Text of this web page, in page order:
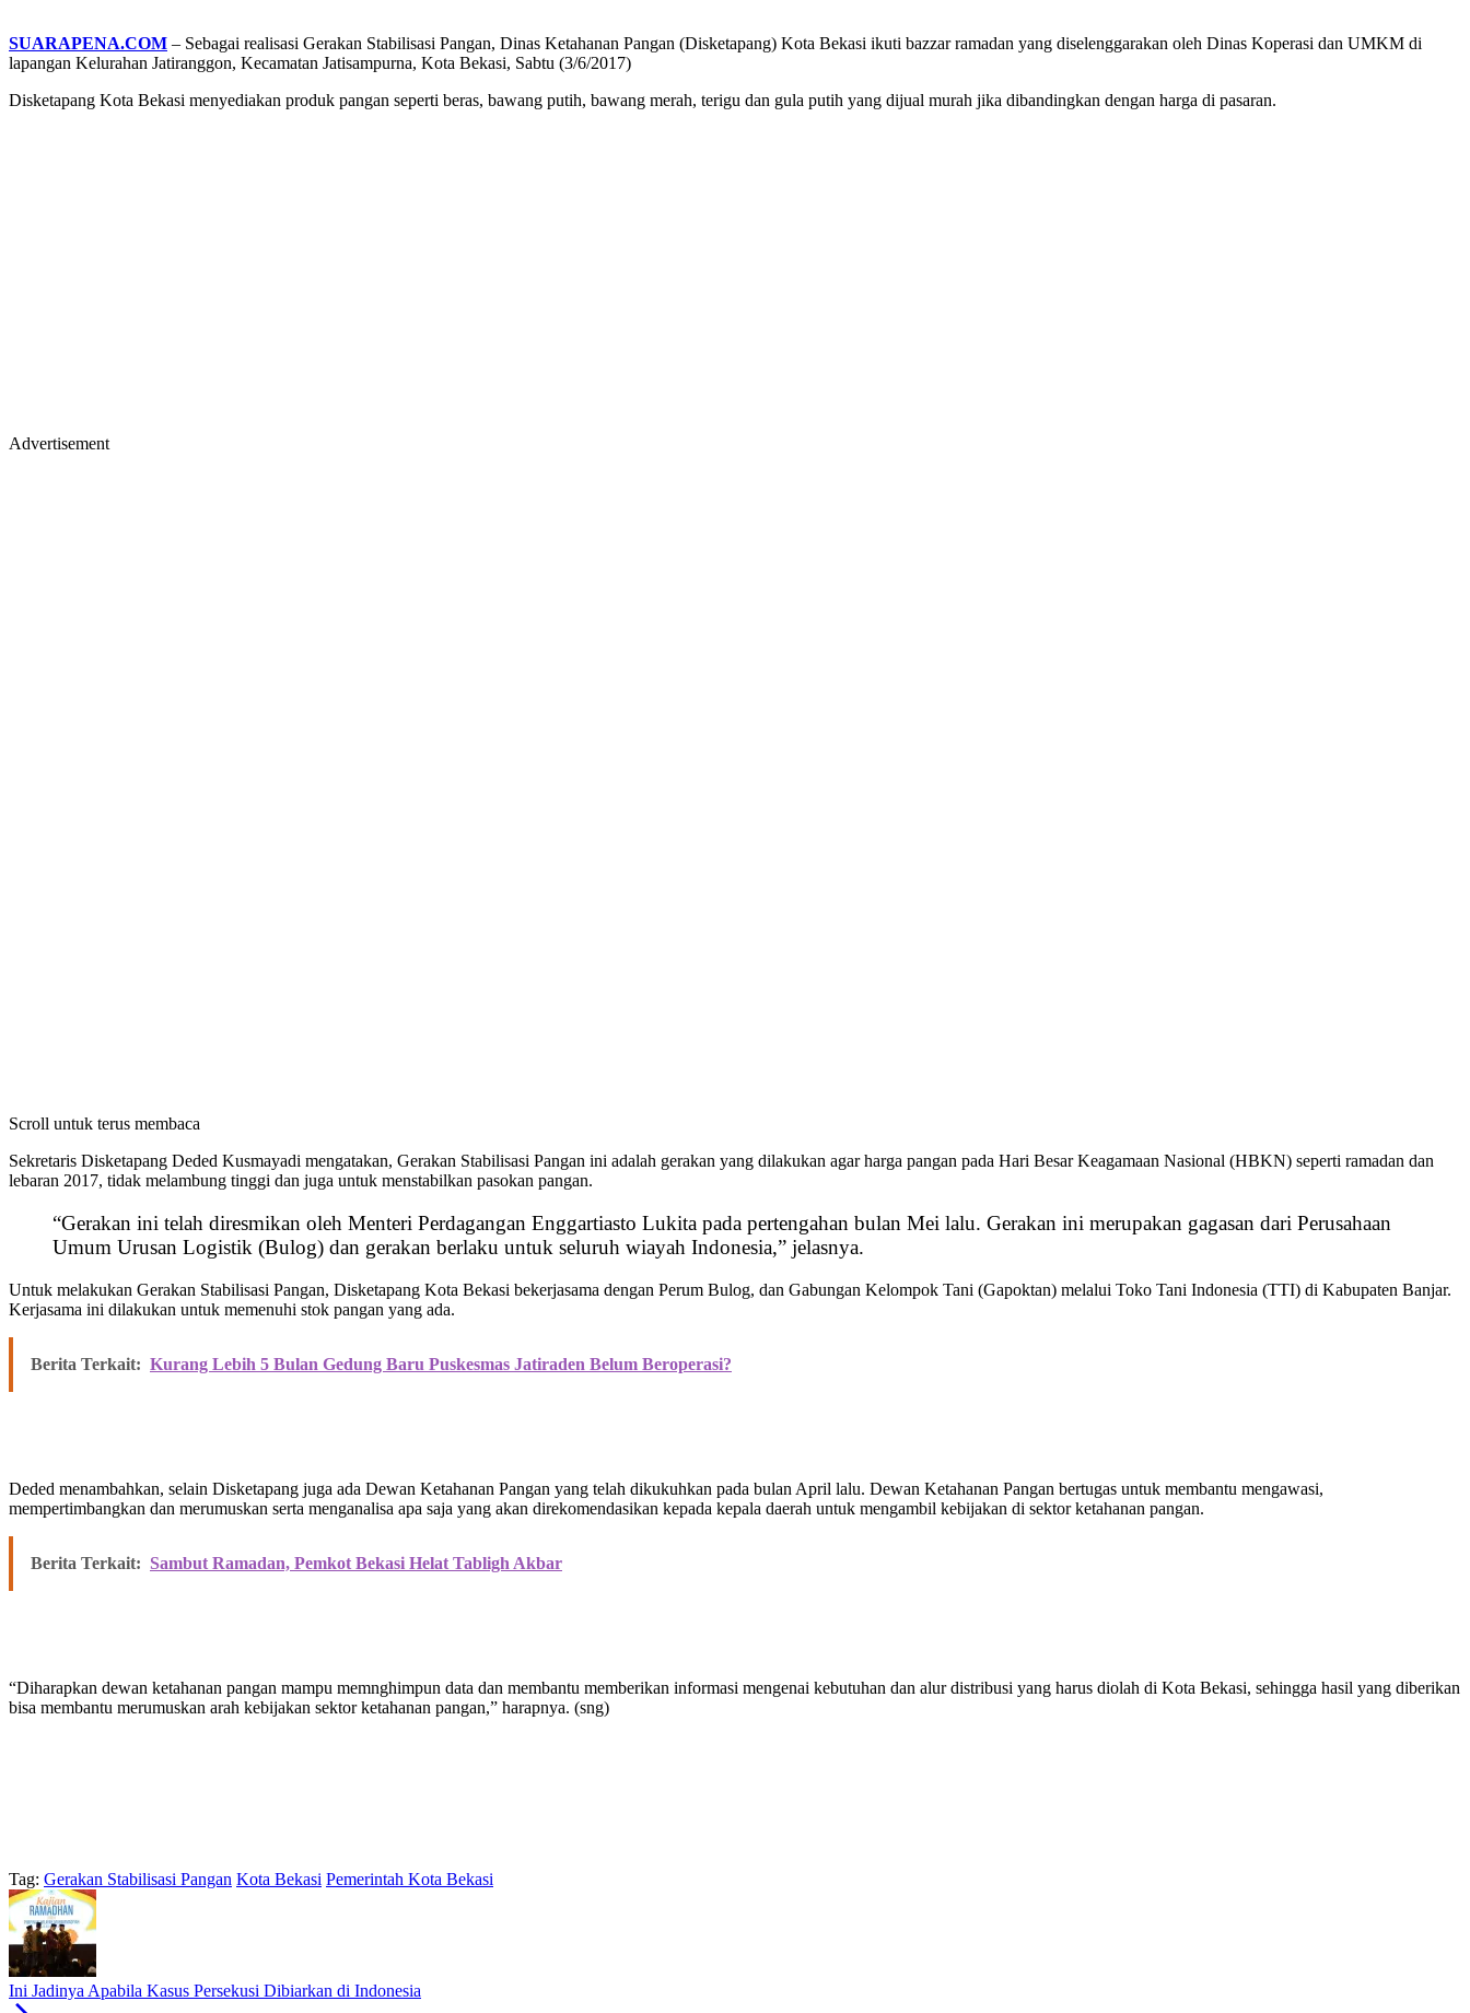
SUARAPENA.COM – Sebagai realisasi Gerakan Stabilisasi Pangan, Dinas Ketahanan Pangan (Disketapang) Kota Bekasi ikuti bazzar ramadan yang diselenggarakan oleh Dinas Koperasi dan UMKM di
lapangan Kelurahan Jatiranggon, Kecamatan Jatisampurna, Kota Bekasi, Sabtu (3/6/2017)
Disketapang Kota Bekasi menyediakan produk pangan seperti beras, bawang putih, bawang merah, terigu dan gula putih yang dijual murah jika dibandingkan dengan harga di pasaran.
Advertisement
Scroll untuk terus membaca
Sekretaris Disketapang Deded Kusmayadi mengatakan, Gerakan Stabilisasi Pangan ini adalah gerakan yang dilakukan agar harga pangan pada Hari Besar Keagamaan Nasional (HBKN) seperti ramadan dan
lebaran 2017, tidak melambung tinggi dan juga untuk menstabilkan pasokan pangan.
“Gerakan ini telah diresmikan oleh Menteri Perdagangan Enggartiasto Lukita pada pertengahan bulan Mei lalu. Gerakan ini merupakan gagasan dari Perusahaan
Umum Urusan Logistik (Bulog) dan gerakan berlaku untuk seluruh wiayah Indonesia,” jelasnya.
Untuk melakukan Gerakan Stabilisasi Pangan, Disketapang Kota Bekasi bekerjasama dengan Perum Bulog, dan Gabungan Kelompok Tani (Gapoktan) melalui Toko Tani Indonesia (TTI) di Kabupaten Banjar.
Kerjasama ini dilakukan untuk memenuhi stok pangan yang ada.
Berita Terkait: Kurang Lebih 5 Bulan Gedung Baru Puskesmas Jatiraden Belum Beroperasi?
Deded menambahkan, selain Disketapang juga ada Dewan Ketahanan Pangan yang telah dikukuhkan pada bulan April lalu. Dewan Ketahanan Pangan bertugas untuk membantu mengawasi,
mempertimbangkan dan merumuskan serta menganalisa apa saja yang akan direkomendasikan kepada kepala daerah untuk mengambil kebijakan di sektor ketahanan pangan.
Berita Terkait: Sambut Ramadan, Pemkot Bekasi Helat Tabligh Akbar
“Diharapkan dewan ketahanan pangan mampu memnghimpun data dan membantu memberikan informasi mengenai kebutuhan dan alur distribusi yang harus diolah di Kota Bekasi, sehingga hasil yang diberikan
bisa membantu merumuskan arah kebijakan sektor ketahanan pangan,” harapnya. (sng)
Tag: Gerakan Stabilisasi Pangan Kota Bekasi Pemerintah Kota Bekasi
Ini Jadinya Apabila Kasus Persekusi Dibiarkan di Indonesia